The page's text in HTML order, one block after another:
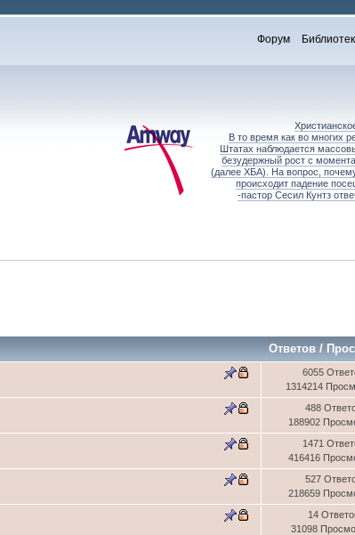
Форум
В то время как во многих
Штатах наблюдается
безудержный рост с
(далее ХБА). На вопрос,
происходит падение
-пастор Сесил Кунтз
Ответов /
6055
1314214
488
188902
1471
416416
527
218659
14
31098